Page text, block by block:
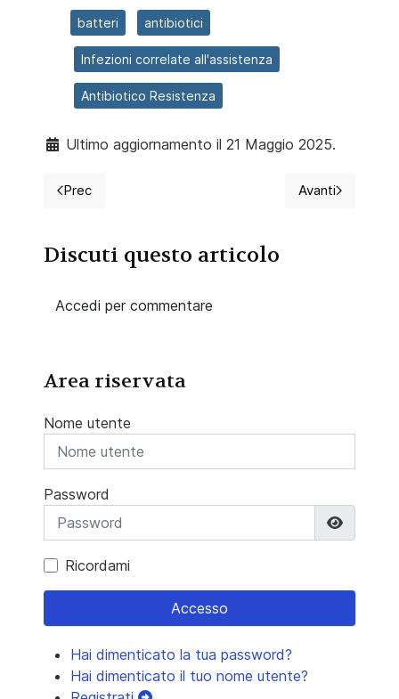
batteri antibiotici
Infezioni correlate all'assistenza
Antibiotico Resistenza
Ultimo aggiornamento il 21 Maggio 2025.
Articolo precedente: Documento "Criteri di
Prec Articolo
Avanti
Discuti questo articolo
Accedi per commentare
Area riservata
Nome utente
Password
Ricordami
Accesso
Hai dimenticato la tua password?
Hai dimenticato il tuo nome utente?